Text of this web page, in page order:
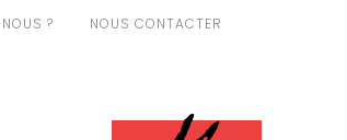
? NOUS CONTACTER